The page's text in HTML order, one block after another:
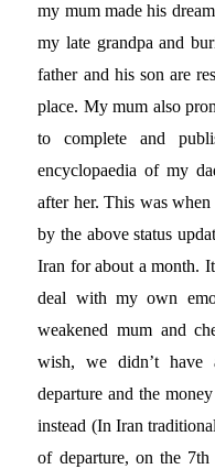
my mum made his
my late grandpa and
father and his son are
place. My mum also
to complete and
encyclopaedia of my
after her. This was
by the above status
Iran for about a month.
deal with my own
weakened mum and
wish, we didn’t have
departure and the
instead (In Iran
of departure, on the